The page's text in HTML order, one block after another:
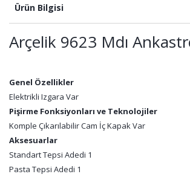
Ürün Bilgisi
Arçelik 9623 Mdı
Genel Özellikler
Elektrikli Izgara Var
Pişirme Fonksiyonları ve Teknolojiler
Komple Çıkarılabilir Cam İç Kapak Var
Aksesuarlar
Standart Tepsi Adedi 1
Pasta Tepsi Adedi 1